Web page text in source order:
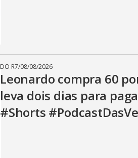
DO R7/08/08/2026
Leonardo compra 60
leva dois dias para
#Shorts